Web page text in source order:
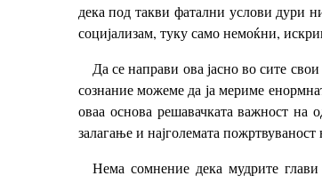
дека под такви фатални услови дури
социјализам, туку само немоќни,
Да се направи ова јасно во сите
сознание можеме да ја мериме
оваа основа решавачката важност на
залагање и најголемата
Нема сомнение дека мудрите